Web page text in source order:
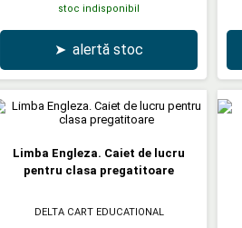
stoc indisponibil
➤ alertă stoc
Limba Engleza. Caiet de lucru
pentru clasa pregatitoare
DELTA CART EDUCATIONAL